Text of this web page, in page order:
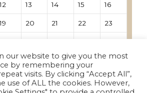
12 13 14 15 16
19 20 21 22 23
our website to give you the most
by remembering your
visits. By clicking “Accept All”,
use of ALL the cookies. However,